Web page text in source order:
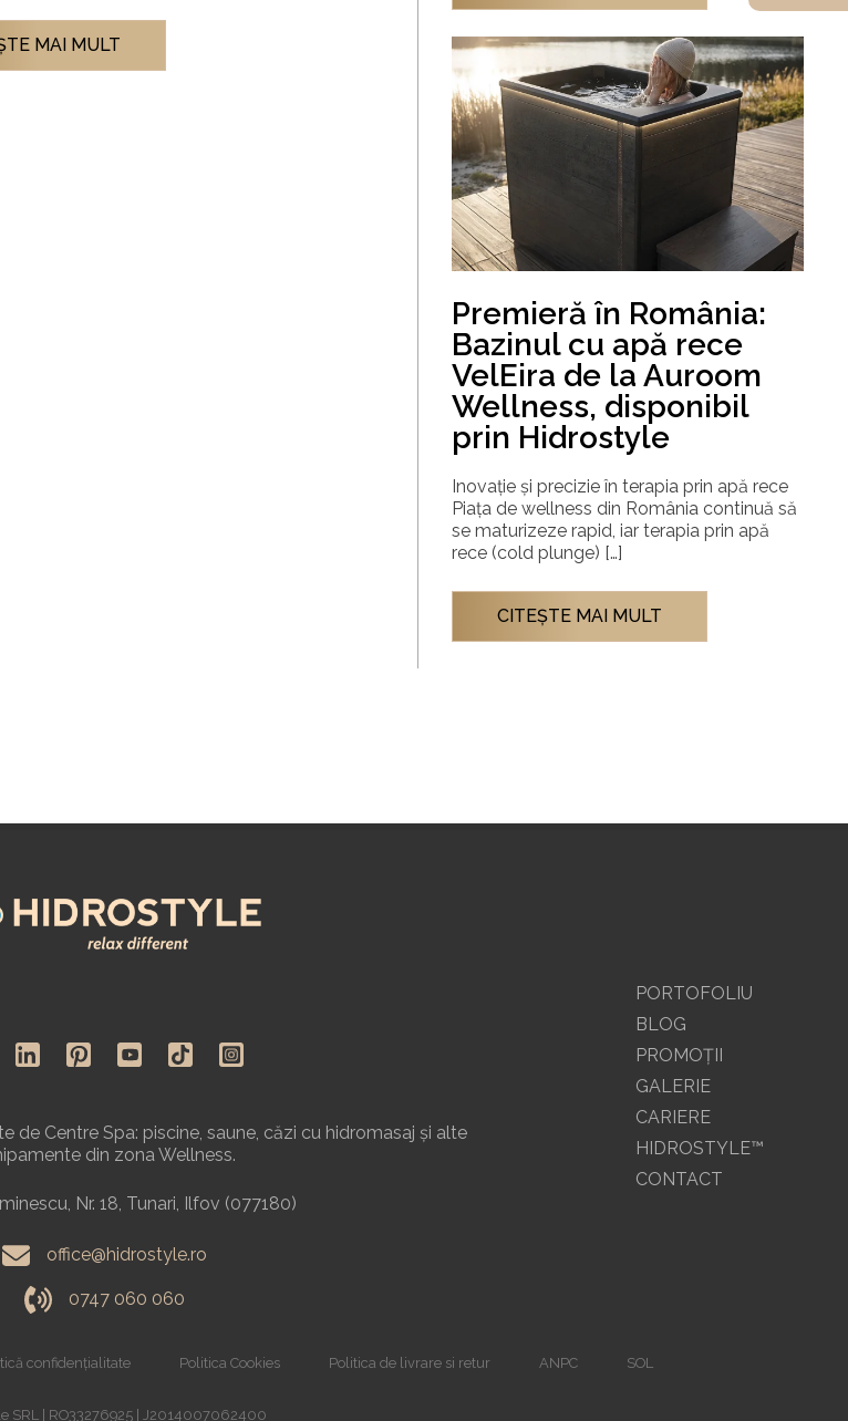
MAI MULT
Premieră în România:
Bazinul cu apă rece
VelEira de la Auroom
Wellness, disponibil
prin Hidrostyle
Inovație și precizie în terapia prin apă rece
Piața de wellness din România continuă să
se maturizeze rapid, iar terapia prin apă
rece (cold plunge) […]
CITEŞTE MAI MULT
de Centre Spa: piscine, saune, căzi cu hidromasaj și alte
din zona Wellness.
Nr. 18, Tunari, Ilfov (077180)
office@hidrostyle.ro
0747 060 060
PORTOFOLIU
BLOG
PROMOŢII
GALERIE
CARIERE
HIDROSTYLE™
CONTACT
confidențialitate Politica Cookies Politica de livrare si retur ANPC SOL
SRL | RO33276925 | J2014007062400